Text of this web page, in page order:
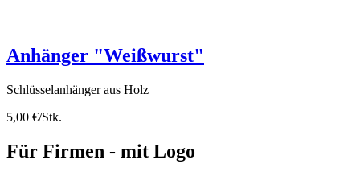
Anhänger "Weißwurst"
Schlüsselanhänger aus Holz
5,00 €/Stk.
Für Firmen - mit Logo